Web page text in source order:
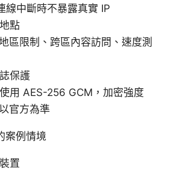
線中斷時不暴露真實 IP
點
區限制、跨區內容訪問、速度測
保護
用 AES-256 GCM，加密強度
官方為準
案例情境
置